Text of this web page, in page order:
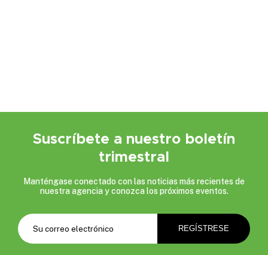
Suscríbete a nuestro boletín
trimestral
Manténgase conectado con las noticias más recientes de
nuestra agencia y conozca los próximos eventos.